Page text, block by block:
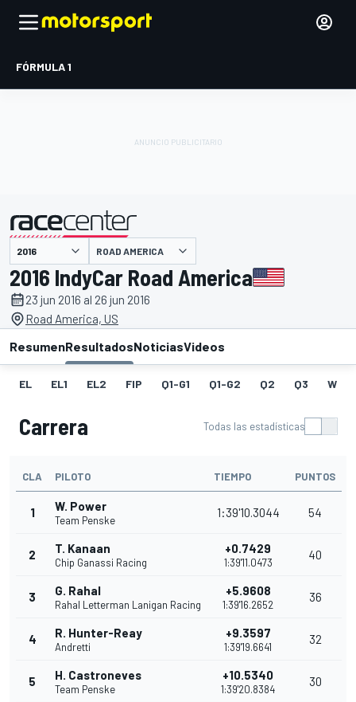
FÓRMULA 1
presentado por ROAD AMERICA
2016 IndyCar Road America
23 jun 2016 al 26 jun 2016
Road America, US
ResumenResultadosNoticiasVideos
EL EL1 EL2 FIP Q1-G1 Q1-G2 Q2 Q3 W
Carrera Todas las estadísticas
CLA PILOTO TIEMPO PUNTOS
1 W. Power
Team Penske
1:39'10.3044 54
2 T. Kanaan
Chip Ganassi Racing
+0.7429
1:39'11.0473
40
3 G. Rahal
Rahal Letterman Lanigan Racing
+5.9608
1:39'16.2652
36
4 R. Hunter-Reay
Andretti
+9.3597
1:39'19.6641
32
5 H. Castroneves
Team Penske
+10.5340
1:39'20.8384
30